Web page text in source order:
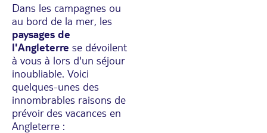
Dans les campagnes ou
au bord de la mer, les
paysages de
l'Angleterre se dévoilent
à vous à lors d'un séjour
inoubliable. Voici
quelques-unes des
innombrables raisons de
prévoir des vacances en
Angleterre :